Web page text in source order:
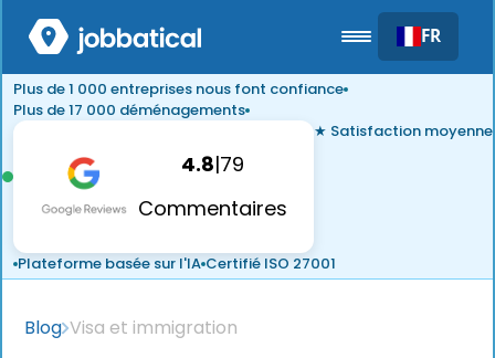
FR
Plus de 1 000 entreprises nous font confiance
Plus de 17 000 déménagements
4.8|79
Commentaires
★ Satisfaction moyenne
Plateforme basée sur l'IA Certifié ISO 27001
Blog Visa et immigration